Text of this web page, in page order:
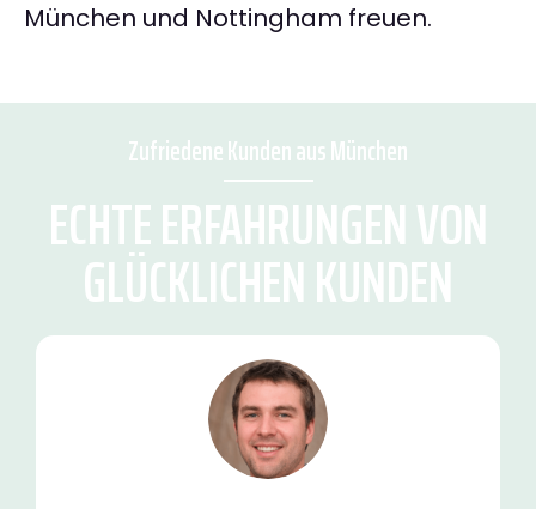
München und Nottingham freuen.
Zufriedene Kunden aus München
ECHTE ERFAHRUNGEN VON
GLÜCKLICHEN KUNDEN